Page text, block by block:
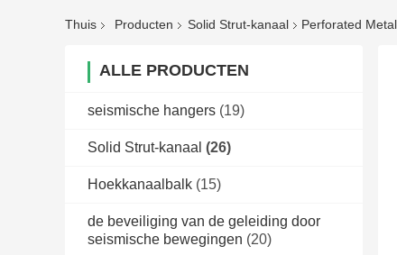
Thuis Producten Solid Strut-kanaal Perforated
ALLE PRODUCTEN
seismische hangers (19)
Solid Strut-kanaal (26)
Hoekkanaalbalk (15)
de beveiliging van de geleiding door
seismische bewegingen (20)